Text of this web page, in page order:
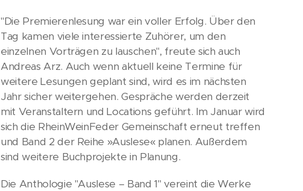
"Die Premierenlesung war ein voller Erfolg. Über den
Tag kamen viele interessierte Zuhörer, um den
einzelnen Vorträgen zu lauschen", freute sich auch
Andreas Arz. Auch wenn aktuell keine Termine für
weitere Lesungen geplant sind, wird es im nächsten
Jahr sicher weitergehen. Gespräche werden derzeit
mit Veranstaltern und Locations geführt. Im Januar wird
sich die RheinWeinFeder Gemeinschaft erneut treffen
und Band 2 der Reihe »Auslese« planen. Außerdem
sind weitere Buchprojekte in Planung.
Die Anthologie "Auslese – Band 1" vereint die Werke